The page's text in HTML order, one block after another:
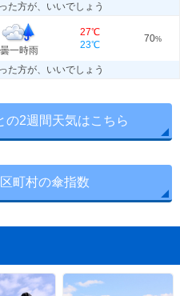
た方が、いいでしょう
曇一時雨
27℃
23℃
70%
た方が、いいでしょう
の2週間天気はこちら
町村の傘指数